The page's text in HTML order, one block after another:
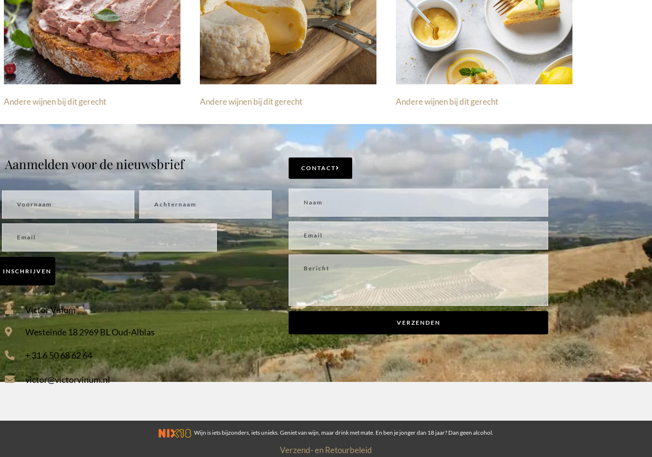
Andere wijnen bij dit gerecht Andere wijnen bij dit gerecht Andere wijnen bij dit gerecht
Aanmelden voor de nieuwsbrief
INSCHRIJVEN
Victor Vinum
Westeinde 18 2969 BL Oud-Alblas
+ 31 6 50 68 62 64
victor@victorvinum.nl
CONTACT
VERZENDEN
Wijn is iets bijzonders, iets unieks. Geniet van wijn, maar drink met mate. En ben je jonger dan 18 jaar? Dan geen alcohol.
Verzend- en Retourbeleid